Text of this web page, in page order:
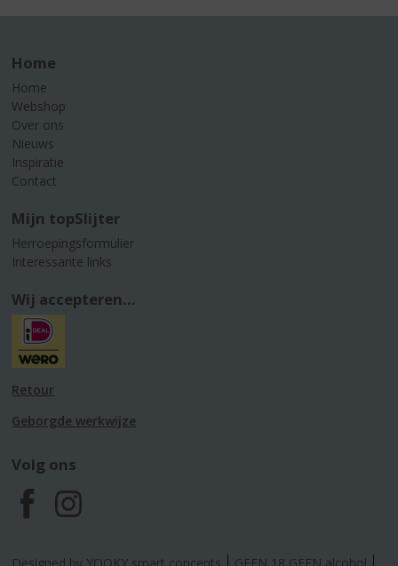
Home
Home
Webshop
Over ons
Nieuws
Inspiratie
Contact
Mijn topSlijter
Herroepingsformulier
Interessante links
Wij accepteren...
Retour
Geborgde werkwijze
Volg ons
F
a
I
n